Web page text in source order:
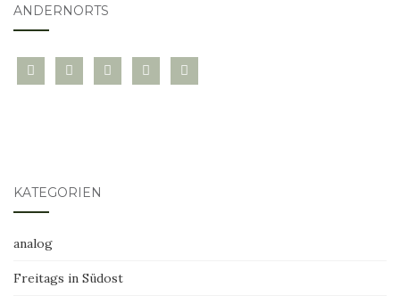
ANDERNORTS
bloglovininstagramtwitter pinterest
mail
KATEGORIEN
analog
Freitags in Südost